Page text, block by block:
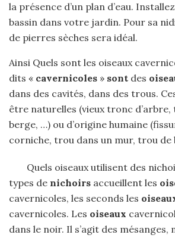
la présence d’un plan d’eau.
bassin dans votre jardin. Pour sa
de pierres sèches sera idéal.
Ainsi Quels sont les oiseaux
dits « cavernicoles » sont des
dans des cavités, dans des trous.
être naturelles (vieux tronc d’arbre,
berge, …) ou d’origine humaine
corniche, trou dans un mur, trou de
Quels oiseaux utilisent des
types de nichoirs accueillent les
cavernicoles, les seconds les
cavernicoles. Les oiseaux
dans le noir. Il s’agit des mésanges,